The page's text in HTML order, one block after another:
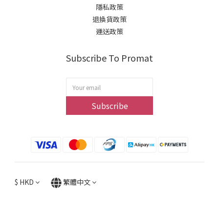
隱私政策
退換貨政策
運送政策
Subscribe To Promat
Subscribe
$ HKD 繁體中文